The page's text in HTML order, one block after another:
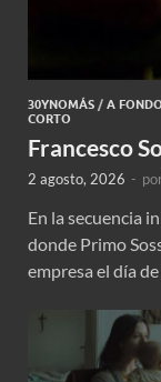
30YNOMÁS / A FONDO
CORTO
Francesco
2 agosto, 2026 -
En la secuencia
donde Primo
empresa el día